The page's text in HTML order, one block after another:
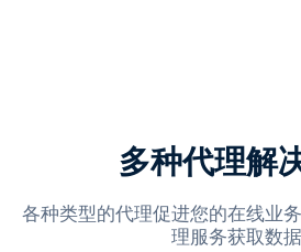
多种代理解
各种类型的代理促进您的在线业
理服务获取数据